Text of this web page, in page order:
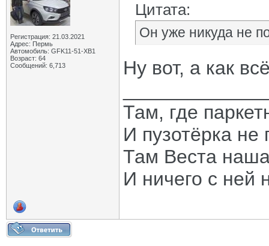
Регистрация: 21.03.2021
Адрес: Пермь
Автомобиль: GFK11-51-ХВ1
Возраст: 64
Сообщений: 6,713
Цитата:
Он уже никуда не
Ну вот, а как
Там, где
И пузотёрка не
Там Веста
И ничего с ней